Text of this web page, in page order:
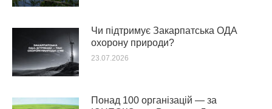
Чи підтримує Закарпатська ОДА
охорону природи?
23.07.2026
Понад 100 організацій — за